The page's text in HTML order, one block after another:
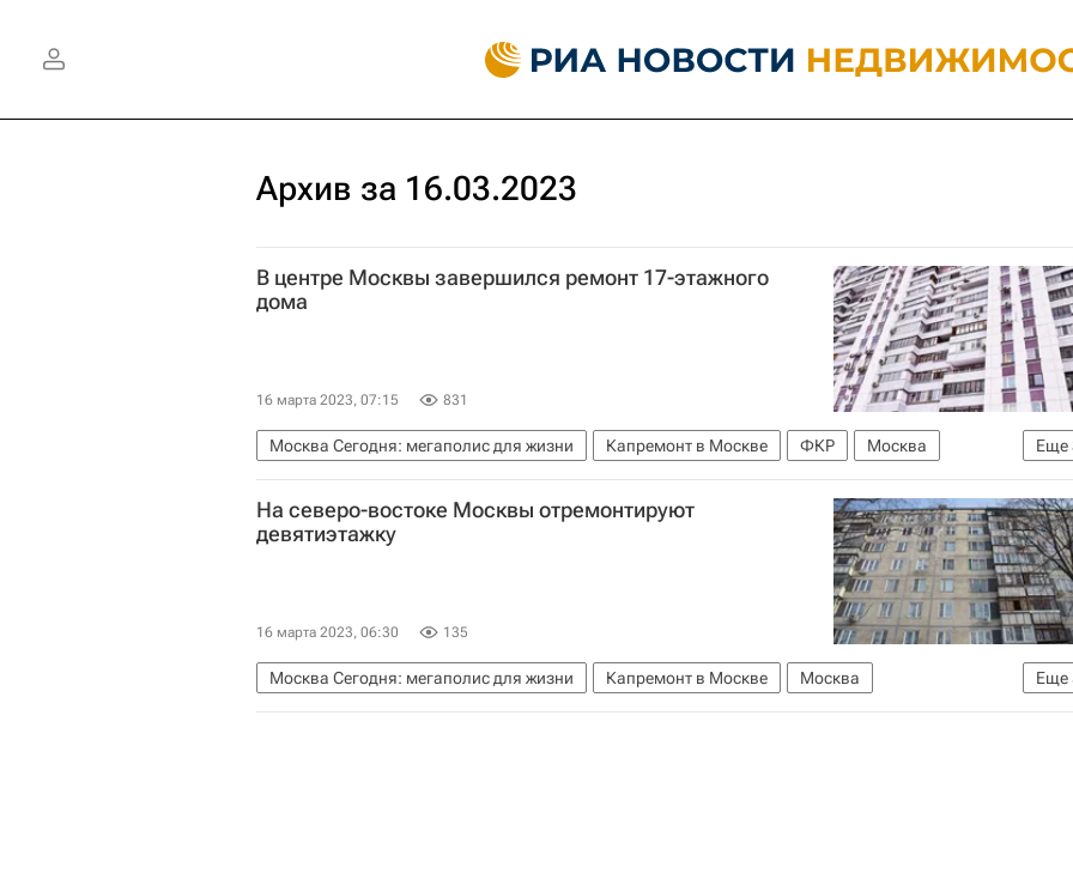
Архив за 16.03.2023
В центре Москвы завершился ремонт 17-этажного
дома
16 марта 2023, 07:15 831
Еще
Москва Сегодня: мегаполис для жизни Капремонт в Москве ФКР
Москва
Городское хозяйство Москвы
Комплекс городского хозяйства Москвы Жилье
На северо-востоке Москвы отремонтируют
девятиэтажку
16 марта 2023, 06:30 135
Еще
Москва Сегодня: мегаполис для жизни Капремонт в Москве
Москва
Городское хозяйство Москвы
Комплекс городского хозяйства Москвы
Капремонт